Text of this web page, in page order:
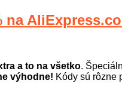
na
a to na všetko.
výhodne! Kódy sú rôzne